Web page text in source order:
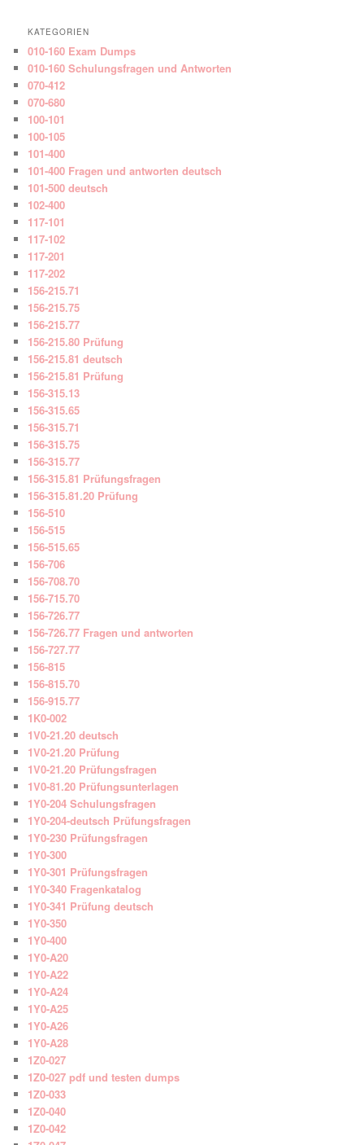
KATEGORIEN
010-160 Exam Dumps
010-160 Schulungsfragen und Antworten
070-412
070-680
100-101
100-105
101-400
101-400 Fragen und antworten deutsch
101-500 deutsch
102-400
117-101
117-102
117-201
117-202
156-215.71
156-215.75
156-215.77
156-215.80 Prüfung
156-215.81 deutsch
156-215.81 Prüfung
156-315.13
156-315.65
156-315.71
156-315.75
156-315.77
156-315.81 Prüfungsfragen
156-315.81.20 Prüfung
156-510
156-515
156-515.65
156-706
156-708.70
156-715.70
156-726.77
156-726.77 Fragen und antworten
156-727.77
156-815
156-815.70
156-915.77
1K0-002
1V0-21.20 deutsch
1V0-21.20 Prüfung
1V0-21.20 Prüfungsfragen
1V0-81.20 Prüfungsunterlagen
1Y0-204 Schulungsfragen
1Y0-204-deutsch Prüfungsfragen
1Y0-230 Prüfungsfragen
1Y0-300
1Y0-301 Prüfungsfragen
1Y0-340 Fragenkatalog
1Y0-341 Prüfung deutsch
1Y0-350
1Y0-400
1Y0-A20
1Y0-A22
1Y0-A24
1Y0-A25
1Y0-A26
1Y0-A28
1Z0-027
1Z0-027 pdf und testen dumps
1Z0-033
1Z0-040
1Z0-042